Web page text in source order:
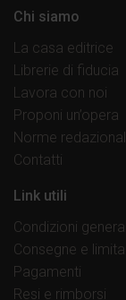
Chi siamo
La casa editrice
Librerie di fiducia
Lavora con noi
Proponi un’opera
Norme
Contatti
Link utili
Condizioni
Consegne e
Pagamenti
Resi e rimborsi